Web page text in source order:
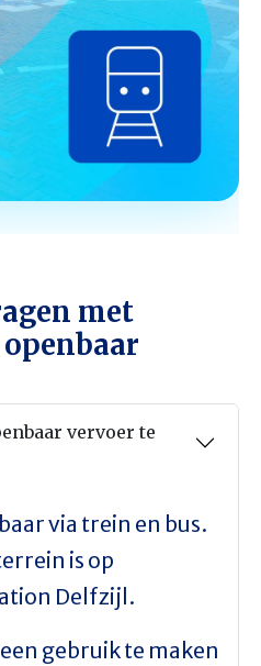
met
vervoer te
via trein en bus.
is op
Delfzijl.
gebruik te maken